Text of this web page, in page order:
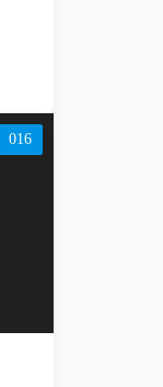
016